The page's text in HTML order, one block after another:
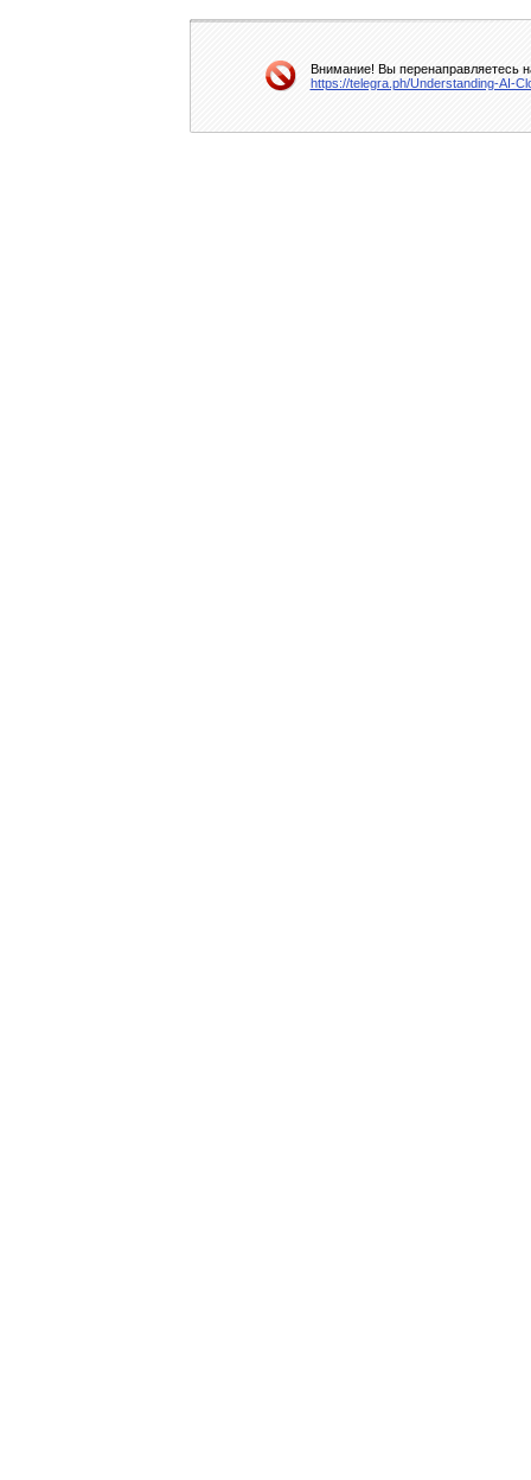
Внимание! Вы перенаправляетесь
https://telegra.ph/Understanding-AI-